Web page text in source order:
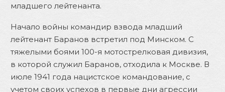
младшего лейтенанта.
Начало войны командир взвода младший
лейтенант Баранов встретил под Минском. С
тяжелыми боями 100-я мотострелковая дивизия,
в которой служил Баранов, отходила к Москве. В
июле 1941 года нацистское командование, с
учетом своих успехов в первые дни агрессии